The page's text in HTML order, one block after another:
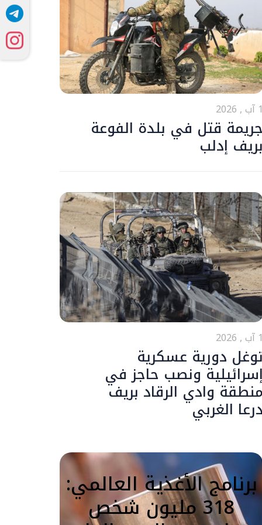
1 آب , 2026
جريمة قتل في بلدة الفوعة
بريف إدلب
1 آب , 2026
دورية عسكرية
إسرائيلية ونصب حاجز في
وادي الرقاد بريف
درعا الغربي
برنامج الأغذية العالمي:
318 مليون شخص